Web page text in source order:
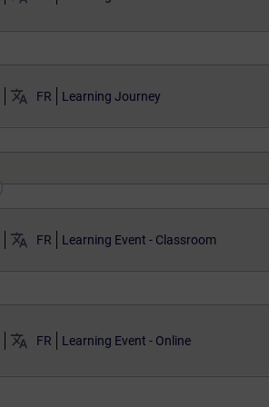
translate FR Learning Journey
translate FR Learning Event - Classroom
translate FR Learning Event - Online